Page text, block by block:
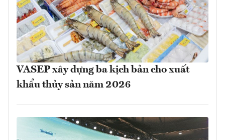
VASEP xây dựng ba kịch bản cho xuất
khẩu thủy sản năm 2026